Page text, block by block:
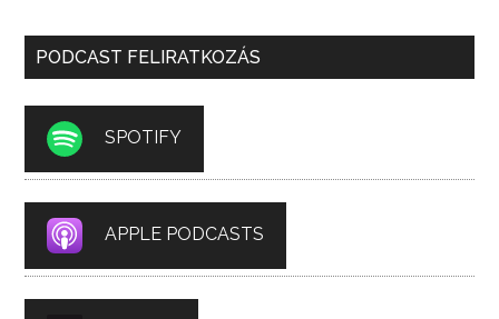
PODCAST FELIRATKOZÁS
SPOTIFY
APPLE PODCASTS